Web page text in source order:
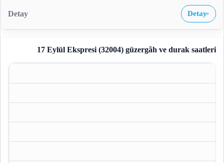
Detay›
17 Eylül Ekspresi (32004)güzergâh ve durak saatleri